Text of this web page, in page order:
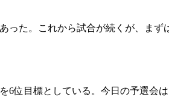
った。これから試合が続くが、まず
6位目標としている。今日の予選会